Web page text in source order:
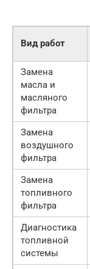
Вид работ
Замена
масла и
масляного
фильтра
Замена
воздушного
фильтра
Замена
топливного
фильтра
Диагностика
топливной
системы